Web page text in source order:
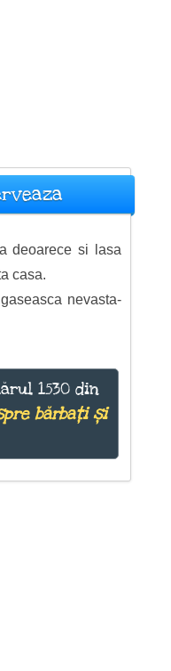
deoarece si lasa
casa.
nevasta-
1530 din
bărbați și